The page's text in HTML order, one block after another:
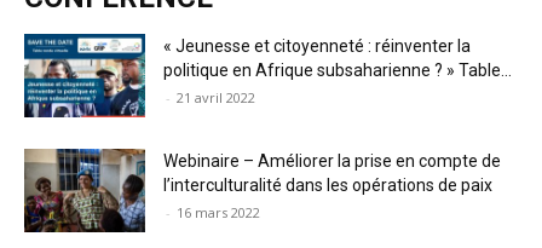
« Jeunesse et citoyenneté : réinventer la
politique en Afrique subsaharienne ? » Table...
- 21 avril 2022
Webinaire – Améliorer la prise en compte de
l’interculturalité dans les opérations de paix
- 16 mars 2022